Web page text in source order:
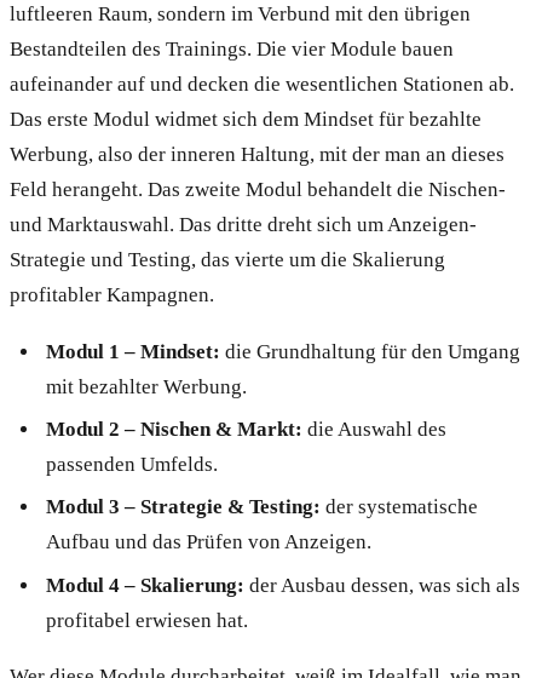
luftleeren Raum, sondern im Verbund mit den übrigen
Bestandteilen des Trainings. Die vier Module bauen
aufeinander auf und decken die wesentlichen Stationen ab.
Das erste Modul widmet sich dem Mindset für bezahlte
Werbung, also der inneren Haltung, mit der man an dieses
Feld herangeht. Das zweite Modul behandelt die Nischen-
und Marktauswahl. Das dritte dreht sich um Anzeigen-
Strategie und Testing, das vierte um die Skalierung
profitabler Kampagnen.
Modul 1 – Mindset: die Grundhaltung für den Umgang
mit bezahlter Werbung.
Modul 2 – Nischen & Markt: die Auswahl des
passenden Umfelds.
Modul 3 – Strategie & Testing: der systematische
Aufbau und das Prüfen von Anzeigen.
Modul 4 – Skalierung: der Ausbau dessen, was sich als
profitabel erwiesen hat.